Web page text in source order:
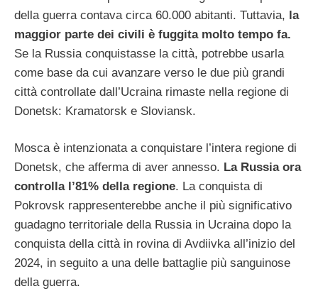
della guerra contava circa 60.000 abitanti. Tuttavia, la
maggior parte dei civili è fuggita molto tempo fa.
Se la Russia conquistasse la città, potrebbe usarla
come base da cui avanzare verso le due più grandi
città controllate dall’Ucraina rimaste nella regione di
Donetsk: Kramatorsk e Sloviansk.
Mosca è intenzionata a conquistare l’intera regione di
Donetsk, che afferma di aver annesso. La Russia ora
controlla l’81% della regione. La conquista di
Pokrovsk rappresenterebbe anche il più significativo
guadagno territoriale della Russia in Ucraina dopo la
conquista della città in rovina di Avdiivka all’inizio del
2024, in seguito a una delle battaglie più sanguinose
della guerra.